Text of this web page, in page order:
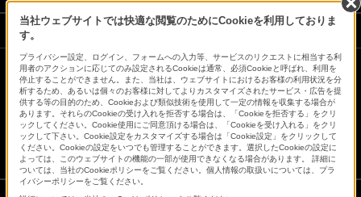
当社ウェブサイトでは快適な閲覧のためにCookieを利用しておりま
す。
プライバシー設定、ログイン、フォームへの入力等、サービスのリクエストに相当する利
用者のアクションに応じてのみ設定されるCookieは通常、必須Cookieと呼ばれ、利用を
停止することができません。また、当社は、ウェブサイトにおけるお客様の利用状況を分
析するため、あるいは個々のお客様に対してよりカスタマイズされたサービス・広告を提
供する等の目的のため、Cookieおよび類似技術を使用して一定の情報を収集する場合が
あります。それらのCookieの受け入れを拒否する場合は、「Cookieを拒否する」をクリ
ックしてください。Cookie使用にご同意頂ける場合は、「Cookieを受け入れる」をクリ
ックして下さい。Cookie設定をカスタマイズする場合は「Cookie設定」をクリックして
ください。Cookieの設定をいつでも管理することができます。選択したCookieの設定に
よっては、このウェブサイトの機能の一部が使用できなくなる場合があります。 詳細に
ついては、当社のCookieポリシーをご覧ください。個人情報の取扱いについては、プラ
イバシーポリシーをご覧ください。
ソニーストアでのお買い物にあたって
会社情報 採用情報 特約店のご案内
ニュースリリース
環境情報
My Sony 利用規約